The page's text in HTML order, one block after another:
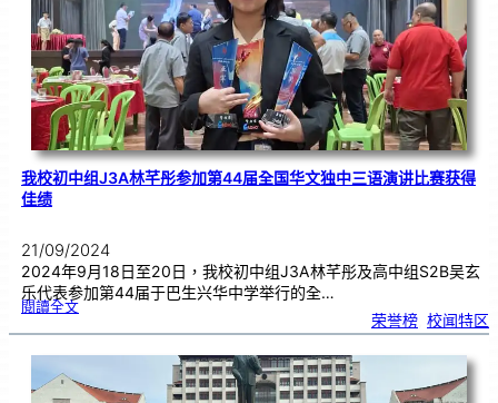
s
In
t
e
r
n
a
t
io
n
a
lW
in
d
F
e
s
t
iw
F
E
S
T
)
2
0
2
的
C
n
c
t
B
我校初中组J3A林芊彤参加第44届全国华文独中三语演讲比赛获得
佳绩
21/09/2024
2024年9月18日至20日，我校初中组J3A林芊彤及高中组S2B吴玄
乐代表参加第44届于巴生兴华中学举行的全…
閱讀全文:我
初
中
J
3
芊
彤
参
荣誉榜 校闻特区